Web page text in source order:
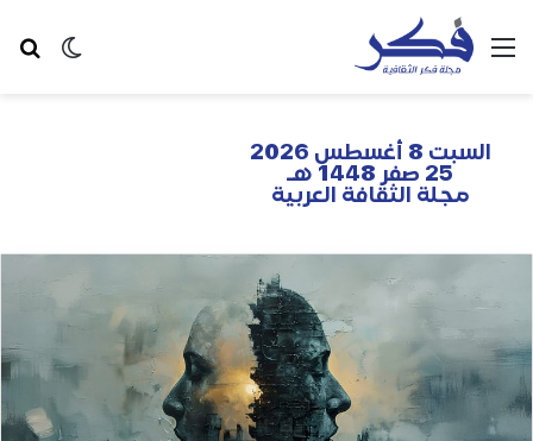
السبت 8 أغسطس 2026
25 صفر 1448 هـ
مجلة الثقافة العربية